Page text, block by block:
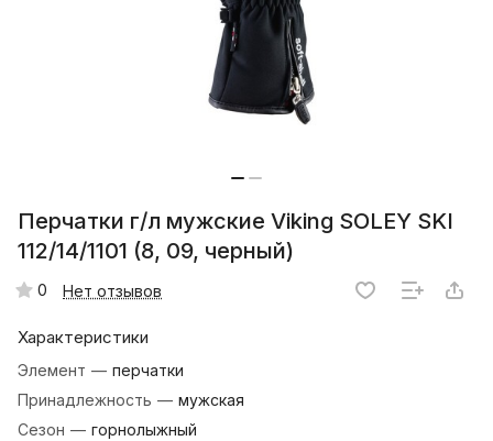
Перчатки г/л мужские Viking SOLEY SKI
112/14/1101 (8, 09, черный)
0 Нет отзывов
Характеристики
Элемент — перчатки
Принадлежность — мужская
Сезон — горнолыжный